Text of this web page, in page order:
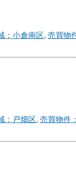
：小倉南区, 売買物
：戸畑区, 売買物件